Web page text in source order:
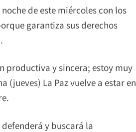
de este miércoles con los
garantiza sus derechos
productiva y sincera; estoy muy
La Paz vuelve a estar en
y buscará la